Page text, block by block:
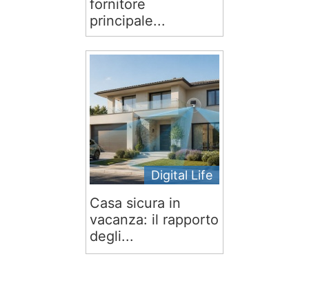
fornitore
principale...
Digital Life
Casa sicura in
vacanza: il rapporto
degli...